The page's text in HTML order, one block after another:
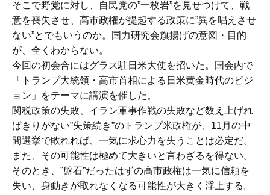
そこで野党に対し、自民党の”一枚岩”を見せつけて、戦
意を喪失させ、高市政権が提起する政策に”異を唱えさせ
ない”とでもいうのか。国力研究会旗揚げの意図・目的
が、全くわからない。
今回の初会合にはグラス駐日米大使を招いた。国会内で
「トランプ大統領・高市首相による日米黄金時代のビジ
ョン」をテーマに講演を催した。
関税政策の失敗、イラン軍事作戦の失敗など数え上げれ
ばきりがない”失策続き”のトランプ米政権が、11月の中
間選挙で敗れれば、一気に求心力を失うことは必定だ。
また、その可能性は極めて大きいと言わざるを得ない。
そのとき、”盤石”だったはずの高市政権は一気に信頼を
失い、身動きが取れなくなる可能性が大きく浮上する。